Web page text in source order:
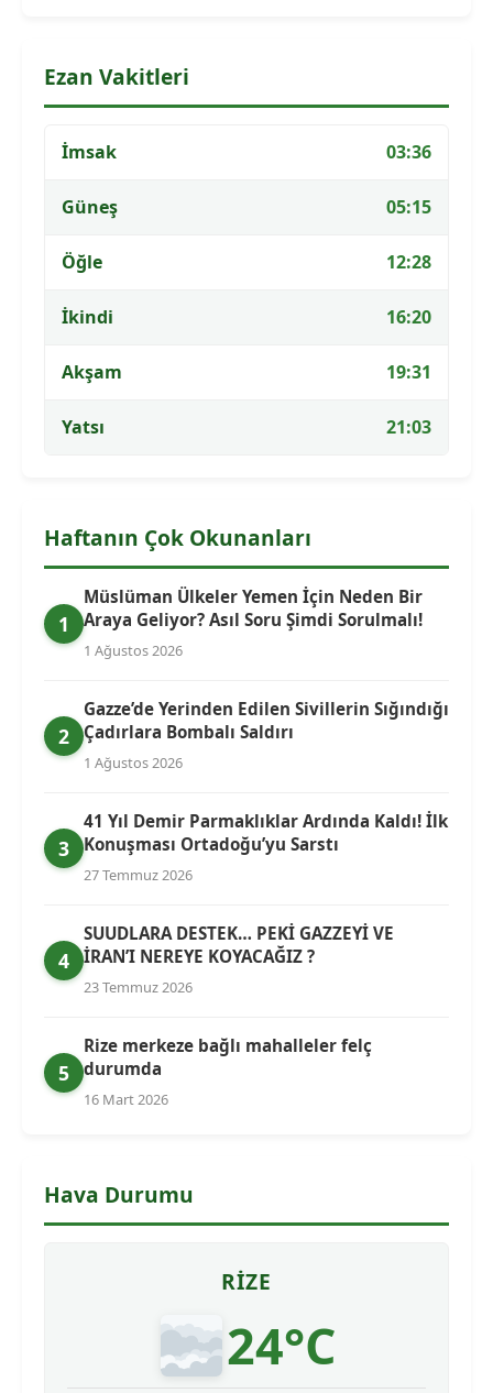
Ezan Vakitleri
İmsak 03:36
Güneş 05:15
Öğle 12:28
İkindi 16:20
Akşam 19:31
Yatsı 21:03
Haftanın Çok Okunanları
1
Müslüman Ülkeler Yemen İçin Neden Bir
Araya Geliyor? Asıl Soru Şimdi Sorulmalı!
1 Ağustos 2026
2
Gazze’de Yerinden Edilen Sivillerin Sığındığı
Çadırlara Bombalı Saldırı
1 Ağustos 2026
3
41 Yıl Demir Parmaklıklar Ardında Kaldı! İlk
Konuşması Ortadoğu’yu Sarstı
27 Temmuz 2026
4
SUUDLARA DESTEK… PEKİ GAZZEYİ VE
İRAN’I NEREYE KOYACAĞIZ ?
23 Temmuz 2026
5
Rize merkeze bağlı mahalleler felç
durumda
16 Mart 2026
Hava Durumu
RIZE
24°C